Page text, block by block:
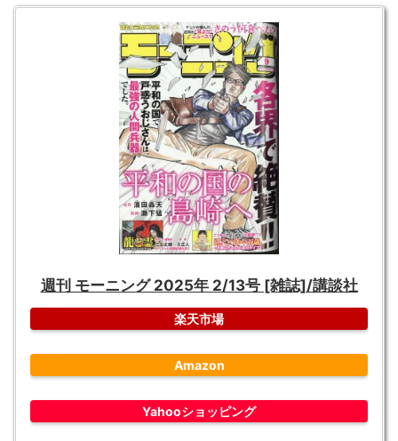
週刊 モーニング 2025年 2/13号 [雑誌]/講談社
楽天市場
Amazon
Yahooショッピング